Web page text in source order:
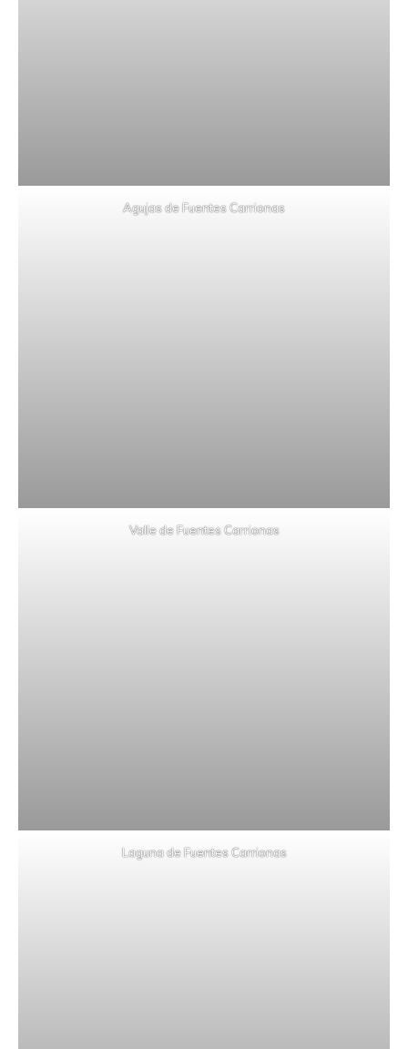
Agujas de Fuentes Carrionas
Valle de Fuentes Carrionas
Laguna de Fuentes Carrionas